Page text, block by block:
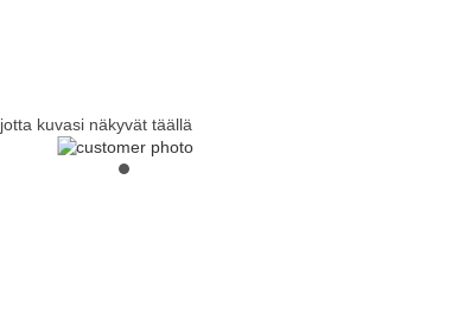
jotta kuvasi näkyvät täällä